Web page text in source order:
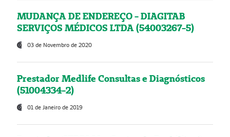
MUDANÇA DE ENDEREÇO - DIAGITAB
SERVIÇOS MÉDICOS LTDA (54003267-5)
03 de Novembro de 2020
Prestador Medlife Consultas e Diagnósticos
(51004334-2)
01 de Janeiro de 2019